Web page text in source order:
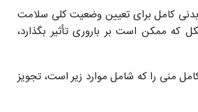
کامل برای تعیین وضعیت کلی سلامت
که ممکن است بر باروری تأثیر بگذارد،
منی را که شامل موارد زیر است، تجویز